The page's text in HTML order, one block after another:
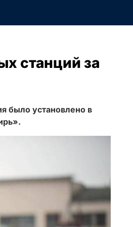
станций за
было установлено в